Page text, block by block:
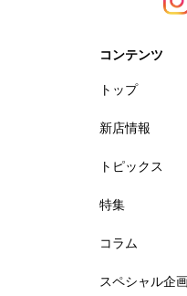
コンテンツ
トップ
新店情報
トピックス
特集
コラム
スペシャル企